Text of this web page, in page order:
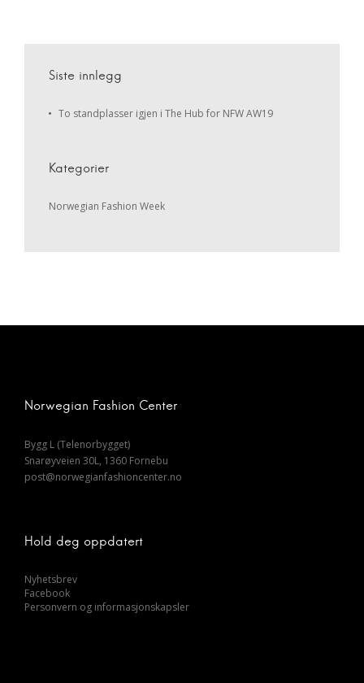
Siste innlegg
To standplasser igjen i The Hub for NFW AW19
Kategorier
Norwegian Fashion Week
Norwegian Fashion Center
Bygg L (Telenorbygget)
Snarøyveien 30L, 1360 Fornebu
post@norwegianfashioncenter.no
Hold deg oppdatert
Nyhetsbrev
Facebook
Personvern og informasjonskapsler